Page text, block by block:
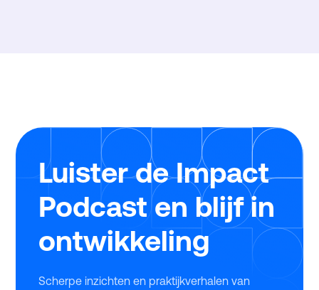
Luister de Impact
Podcast en blijf in
ontwikkeling
Scherpe inzichten en praktijkverhalen van